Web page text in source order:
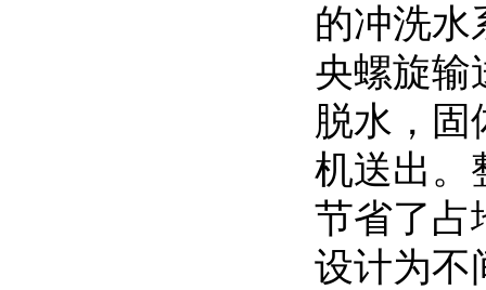
的冲洗水
央螺旋输
脱水，固
机送出。
节省了占
设计为不